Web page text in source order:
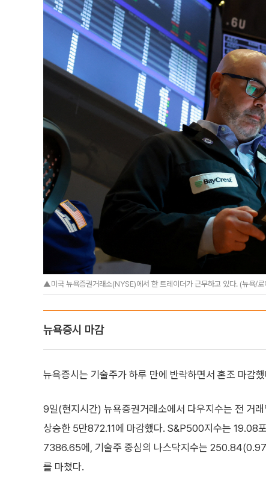
▲미국 뉴욕증권거래소(NYSE)에서 한 트레이더가 근무하고 있다. (뉴욕/로
뉴욕증시 마감
뉴욕증시는 기술주가 하루 만에 반락하면서 혼조 마감
9일(현지시간) 뉴욕증권거래소에서 다우지수는 전 거
상승한 5만872.11에 마감했다. S&P500지수는 19.08
7386.65에, 기술주 중심의 나스닥지수는
를 마쳤다.